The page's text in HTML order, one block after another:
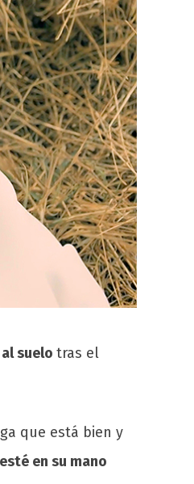
suelo tras el
que está bien y
en su mano